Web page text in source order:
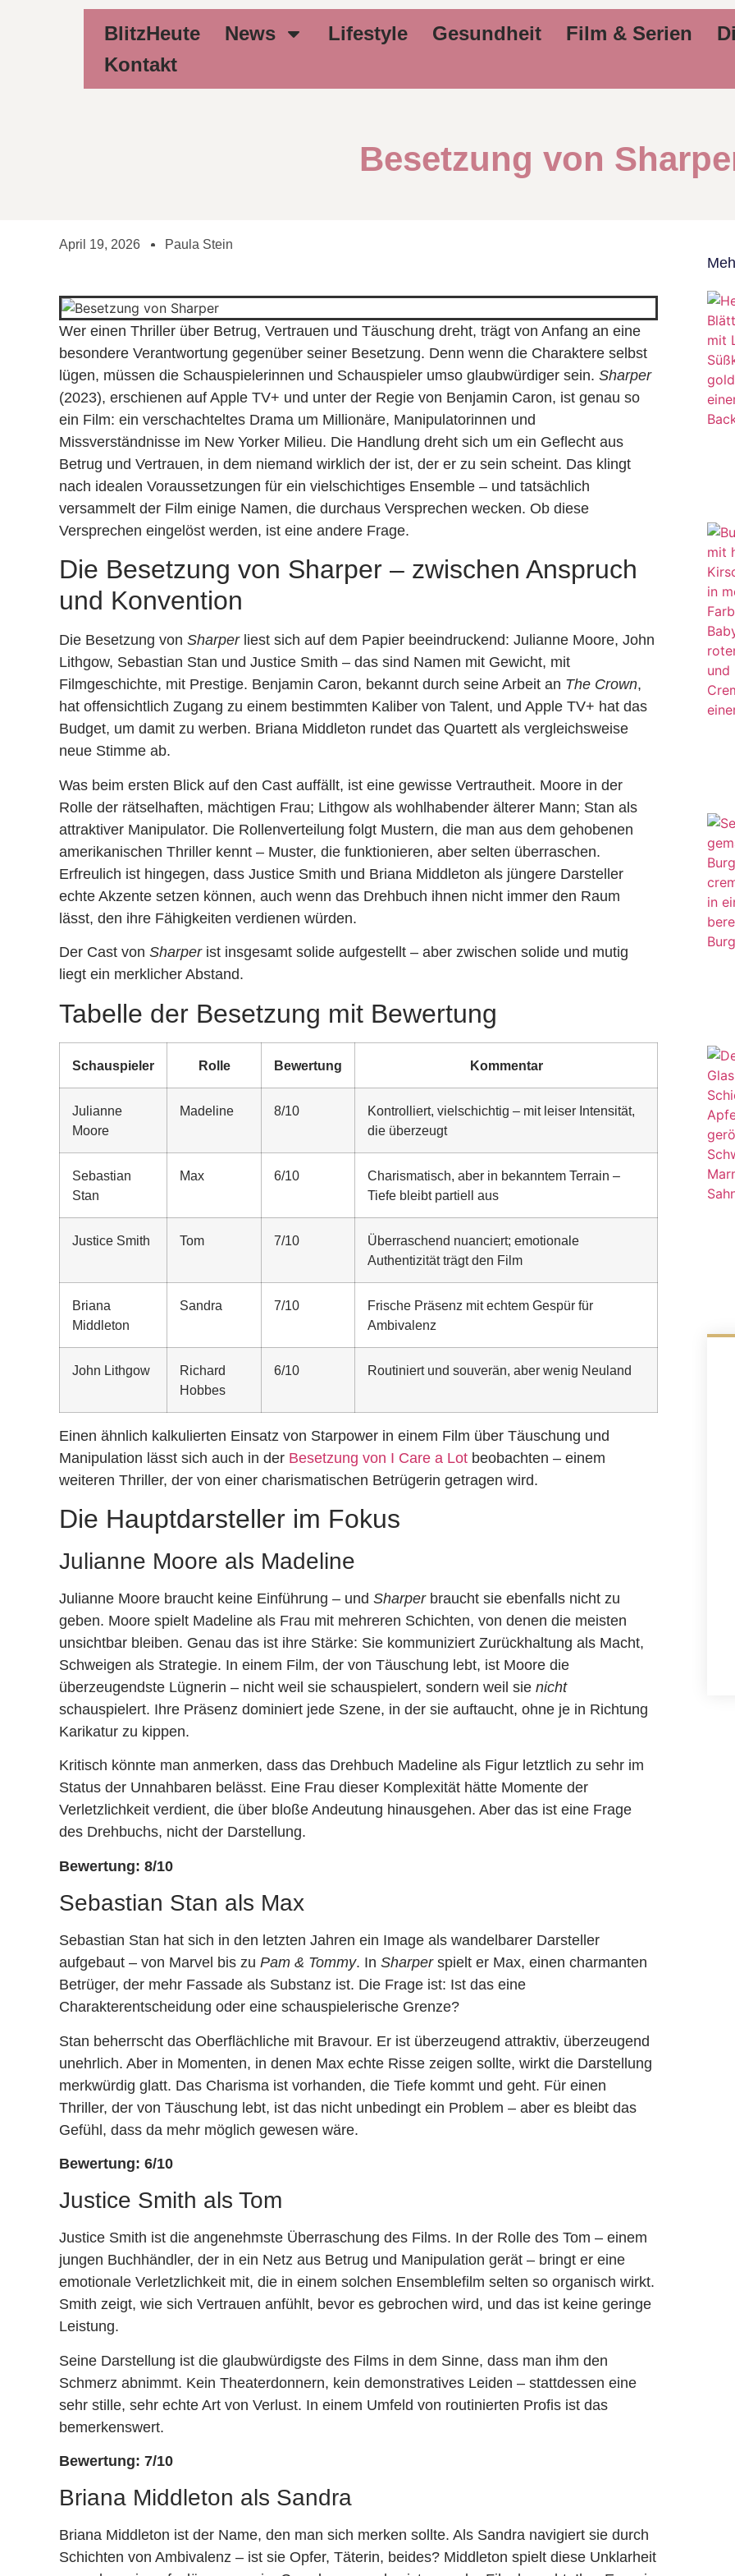
BlitzHeute News Lifestyle Gesundheit Film & Serien
Kontakt
Besetzung von
April 19, 2026 Paula Stein
Wer einen Thriller über Betrug, Vertrauen und Täuschung dreht, trägt von Anfang an eine
besondere Verantwortung gegenüber seiner Besetzung. Denn wenn die Charaktere selbst
lügen, müssen die Schauspielerinnen und Schauspieler umso glaubwürdiger sein. Sharper
(2023), erschienen auf Apple TV+ und unter der Regie von Benjamin Caron, ist genau so
ein Film: ein verschachteltes Drama um Millionäre, Manipulatorinnen und
Missverständnisse im New Yorker Milieu. Die Handlung dreht sich um ein Geflecht aus
Betrug und Vertrauen, in dem niemand wirklich der ist, der er zu sein scheint. Das klingt
nach idealen Voraussetzungen für ein vielschichtiges Ensemble – und tatsächlich
versammelt der Film einige Namen, die durchaus Versprechen wecken. Ob diese
Versprechen eingelöst werden, ist eine andere Frage.
Die Besetzung von Sharper – zwischen Anspruch
und Konvention
Die Besetzung von Sharperliest sich auf dem Papier beeindruckend: Julianne Moore, John
Lithgow, Sebastian Stan und Justice Smith – das sind Namen mit Gewicht, mit
Filmgeschichte, mit Prestige. Benjamin Caron, bekannt durch seine Arbeit an The Crown,
hat offensichtlich Zugang zu einem bestimmten Kaliber von Talent, und Apple TV+ hat das
Budget, um damit zu werben. Briana Middleton rundet das Quartett als vergleichsweise
neue Stimme ab.
Was beim ersten Blick auf den Cast auffällt, ist eine gewisse Vertrautheit. Moore in der
Rolle der rätselhaften, mächtigen Frau; Lithgow als wohlhabender älterer Mann; Stan als
attraktiver Manipulator. Die Rollenverteilung folgt Mustern, die man aus dem gehobenen
amerikanischen Thriller kennt – Muster, die funktionieren, aber selten überraschen.
Erfreulich ist hingegen, dass Justice Smith und Briana Middleton als jüngere Darsteller
echte Akzente setzen können, auch wenn das Drehbuch ihnen nicht immer den Raum
lässt, den ihre Fähigkeiten verdienen würden.
Der Cast von Sharperist insgesamt solide aufgestellt – aber zwischen solide und mutig
liegt ein merklicher Abstand.
Tabelle der Besetzung mit Bewertung
Schauspieler Rolle Bewertung Kommentar
Julianne
Moore
Madeline 8/10
Kontrolliert, vielschichtig – mit leiser Intensität,
die überzeugt
Sebastian
Stan
Max 6/10
Charismatisch, aber in bekanntem Terrain –
Tiefe bleibt partiell aus
Justice Smith Tom 7/10
Überraschend nuanciert; emotionale
Authentizität trägt den Film
Briana
Middleton
Sandra 7/10
Frische Präsenz mit echtem Gespür für
Ambivalenz
John Lithgow
Richard
Hobbes
6/10 Routiniert und souverän, aber wenig Neuland
Einen ähnlich kalkulierten Einsatz von Starpower in einem Film über Täuschung und
Manipulation lässt sich auch in der Besetzung von I Care a Lot beobachten – einem
weiteren Thriller, der von einer charismatischen Betrügerin getragen wird.
Die Hauptdarsteller im Fokus
Julianne Moore als Madeline
Julianne Moore braucht keine Einführung – und Sharperbraucht sie ebenfalls nicht zu
geben. Moore spielt Madeline als Frau mit mehreren Schichten, von denen die meisten
unsichtbar bleiben. Genau das ist ihre Stärke: Sie kommuniziert Zurückhaltung als Macht,
Schweigen als Strategie. In einem Film, der von Täuschung lebt, ist Moore die
überzeugendste Lügnerin – nicht weil sie schauspielert, sondern weil sie nicht
schauspielert. Ihre Präsenz dominiert jede Szene, in der sie auftaucht, ohne je in Richtung
Karikatur zu kippen.
Kritisch könnte man anmerken, dass das Drehbuch Madeline als Figur letztlich zu sehr im
Status der Unnahbaren belässt. Eine Frau dieser Komplexität hätte Momente der
Verletzlichkeit verdient, die über bloße Andeutung hinausgehen. Aber das ist eine Frage
des Drehbuchs, nicht der Darstellung.
Bewertung: 8/10
Sebastian Stan als Max
Sebastian Stan hat sich in den letzten Jahren ein Image als wandelbarer Darsteller
aufgebaut – von Marvel bis zu Pam & Tommy. In Sharperspielt er Max, einen charmanten
Betrüger, der mehr Fassade als Substanz ist. Die Frage ist: Ist das eine
Charakterentscheidung oder eine schauspielerische Grenze?
Stan beherrscht das Oberflächliche mit Bravour. Er ist überzeugend attraktiv, überzeugend
unehrlich. Aber in Momenten, in denen Max echte Risse zeigen sollte, wirkt die Darstellung
merkwürdig glatt. Das Charisma ist vorhanden, die Tiefe kommt und geht. Für einen
Thriller, der von Täuschung lebt, ist das nicht unbedingt ein Problem – aber es bleibt das
Gefühl, dass da mehr möglich gewesen wäre.
Bewertung: 6/10
Justice Smith als Tom
Justice Smith ist die angenehmste Überraschung des Films. In der Rolle des Tom – einem
jungen Buchhändler, der in ein Netz aus Betrug und Manipulation gerät – bringt er eine
emotionale Verletzlichkeit mit, die in einem solchen Ensemblefilm selten so organisch wirkt.
Smith zeigt, wie sich Vertrauen anfühlt, bevor es gebrochen wird, und das ist keine geringe
Leistung.
Seine Darstellung ist die glaubwürdigste des Films in dem Sinne, dass man ihm den
Schmerz abnimmt. Kein Theaterdonnern, kein demonstratives Leiden – stattdessen eine
sehr stille, sehr echte Art von Verlust. In einem Umfeld von routinierten Profis ist das
bemerkenswert.
Bewertung: 7/10
Briana Middleton als Sandra
Briana Middleton ist der Name, den man sich merken sollte. Als Sandra navigiert sie durch
Schichten von Ambivalenz – ist sie Opfer, Täterin, beides? Middleton spielt diese Unklarheit